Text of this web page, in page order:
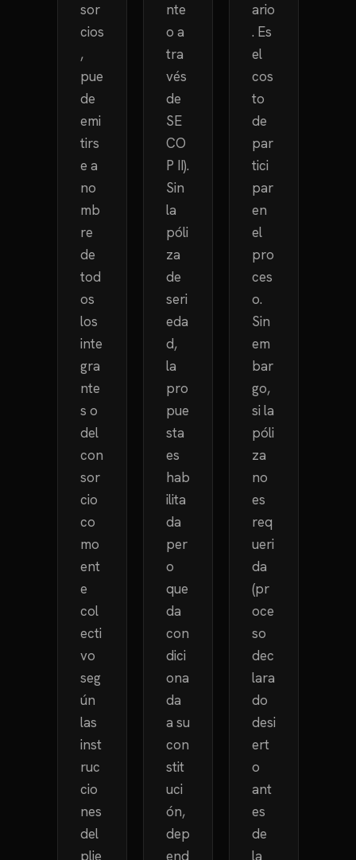
sor
cios
,
pue
de
emi
tirs
e a
no
mb
re
de
tod
os
los
inte
gra
nte
s o
del
con
sor
cio
co
mo
ent
e
col
ecti
vo
seg
ún
las
inst
ruc
cio
nes
del
plie
nte
o a
tra
vés
de
SE
CO
P II).
Sin
la
póli
za
de
seri
eda
d,
la
pro
pue
sta
es
hab
ilita
da
per
o
que
da
con
dici
ona
da
a su
con
stit
uci
ón,
dep
end
ario
. Es
el
cos
to
de
par
tici
par
en
el
pro
ces
o.
Sin
em
bar
go,
si la
póli
za
no
es
req
ueri
da
(pr
oce
so
dec
lara
do
desi
ert
o
ant
es
de
la